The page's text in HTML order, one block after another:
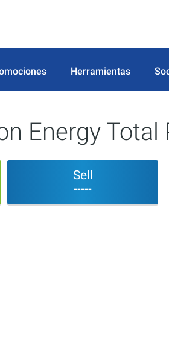
Herramientas
Energy Total
Sell
-----